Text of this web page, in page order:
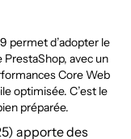
permet d’adopter le
PrestaShop, avec un
Core Web
optimisée. C’est le
préparée.
apporte des